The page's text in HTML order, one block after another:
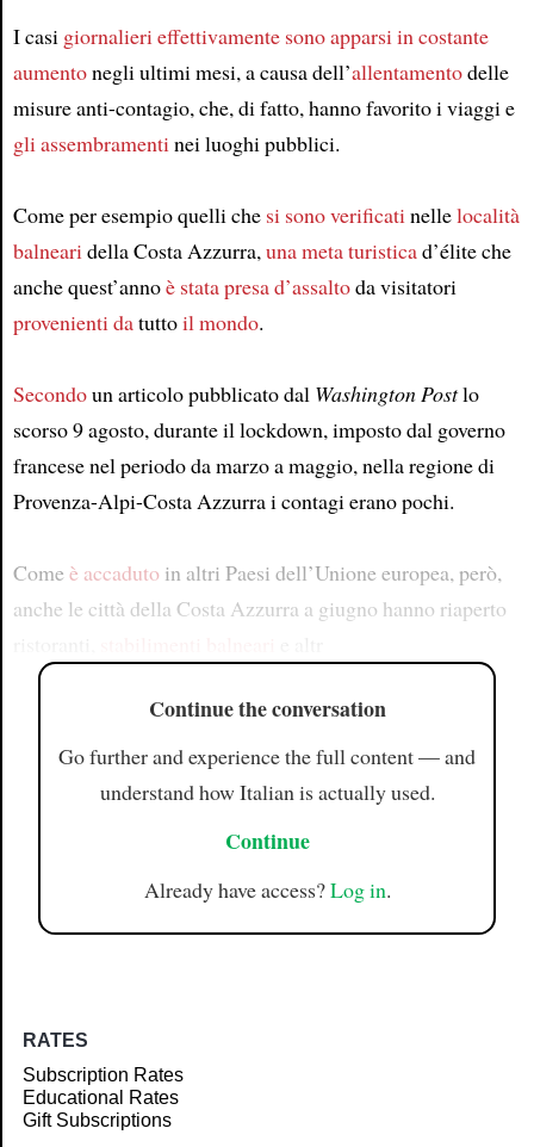
I casi giornalierieffettivamente sono apparsi in costante
aumentonegli ultimi mesi, a causa dell’allentamentodelle
misure anti-contagio, che, di fatto, hanno favorito i viaggi e
gli assembramentinei luoghi pubblici.
Come per esempio quelli che si sono verificatinellelocalità
balnearidella Costa Azzurra,una meta turisticad’élite che
anche quest’annoè stata presa d’assaltoda visitatori
provenienti datuttoil mondo.
Secondoun articolo pubblicato dal Washington Postlo
scorso 9 agosto, durante il lockdown, imposto dal governo
francese nel periodo da marzo a maggio, nella regione di
Provenza-Alpi-Costa Azzurra i contagi erano pochi.
Comeè accaduto in altri Paesi dell’Unione europea, però,
anche le città della Costa Azzurra a giugno hanno riaperto
Continue the conversation
Go further and experience the full content — and
understand how Italian is actually used.
Continue
Already have access?Log in.
RATES
Subscription Rates
Educational Rates
Gift Subscriptions